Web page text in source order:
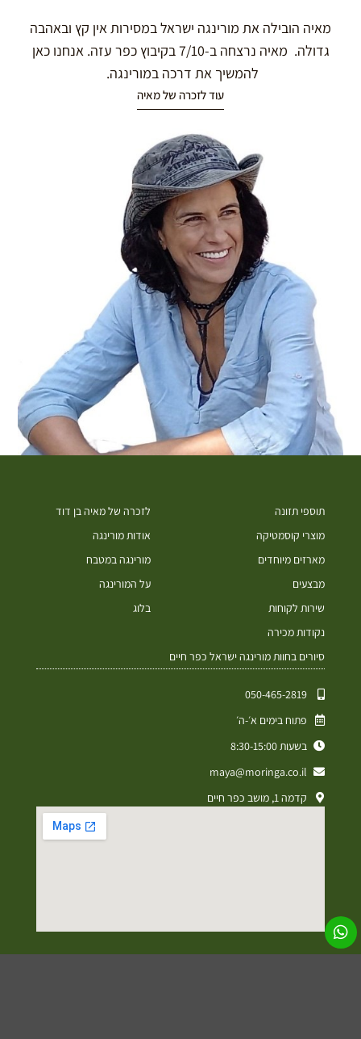
מאיה הובילה את מורינגה ישראל במסירות אין קץ ובאהבה
גדולה. מאיה נרצחה ב-7/10 בקיבוץ כפר עזה. אנחנו כאן
להמשיך את דרכה במורינגה.
עוד לזכרה של מאיה
תוספי תזונה
מוצרי קוסמטיקה
מארזים מיוחדים
מבצעים
שירות לקוחות
נקודות מכירה
סיורים בחוות מורינגה ישראל כפר חיים
לזכרה של מאיה בן דוד
אודות מורינגה
מורינגה במטבח
על המורינגה
בלוג
050-465-2819⁩
פתוח בימים א׳-ה׳
בשעות 8:30-15:00
maya@moringa.co.il
קדמה 1, מושב כפר חיים